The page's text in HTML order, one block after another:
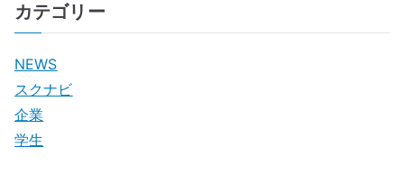
カテゴリー
NEWS
スクナビ
企業
学生